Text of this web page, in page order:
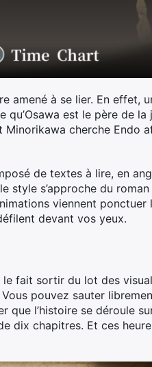
amené à se lier. En effet,
qu’Osawa est le père de la
cherche Endo
de textes à lire, en
style s’approche du
viennent ponctuer
devant vos yeux.
le fait sortir du lot des
pouvez sauter
que l’histoire se déroule
dix chapitres. Et ces